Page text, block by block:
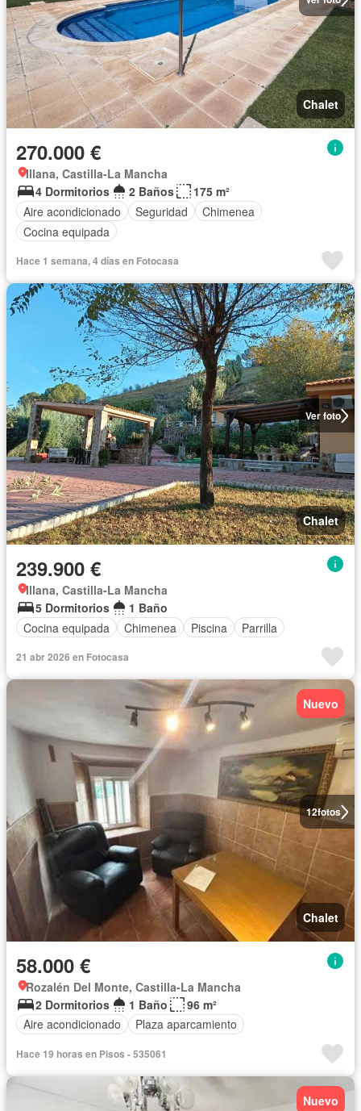
Chalet
270.000 €
Illana, Castilla-La Mancha
4 Dormitorios
2 Baños
175 m²
Aire acondicionado
Seguridad
Chimenea
Cocina equipada
Hace 1 semana, 4 días en Fotocasa
Ver foto
Chalet
239.900 €
Illana, Castilla-La Mancha
5 Dormitorios
1 Baño
Cocina equipada
Chimenea Piscina Parrilla
21 abr 2026 en Fotocasa
12fotos
Nuevo
Chalet
58.000 €
Rozalén Del Monte, Castilla-La Mancha
2 Dormitorios
1 Baño
96 m²
Aire acondicionado
Plaza aparcamiento
Hace 19 horas en Pisos - 535061
Nuevo